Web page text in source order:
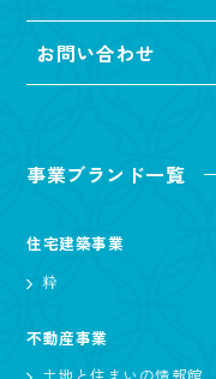
お問い合わせ
事業ブランド一覧
住宅建築事業
粋
不動産事業